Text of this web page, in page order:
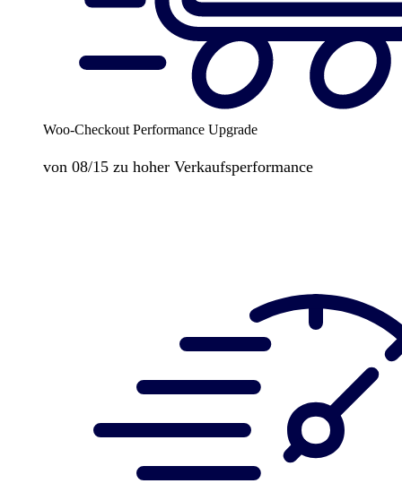
Woo-Checkout Performance Upgrade
von 08/15 zu hoher Verkaufsperformance